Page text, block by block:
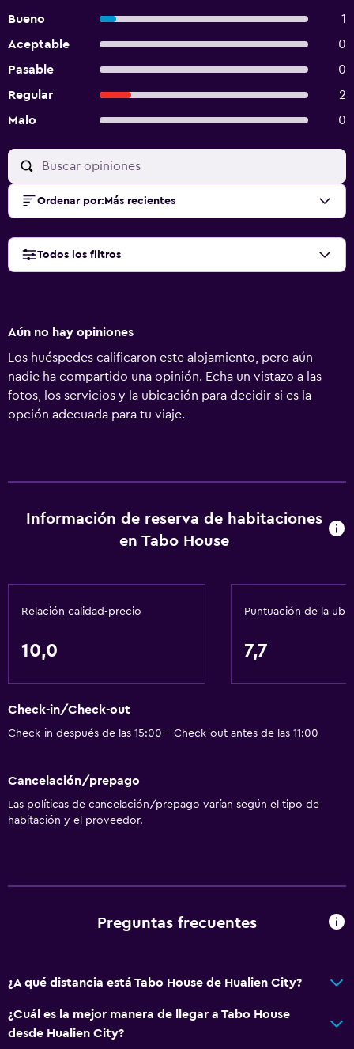
Bueno
1
Aceptable
0
Pasable
0
Regular
2
Malo
0
Ordenar por: Más recientes
Todos los filtros
Aún no hay opiniones
Los huéspedes calificaron este alojamiento, pero aún
nadie ha compartido una opinión. Echa un vistazo a las
fotos, los servicios y la ubicación para decidir si es la
opción adecuada para tu viaje.
Información de reserva de habitaciones
en Tabo House
Relación calidad-precio
10,0
Puntuación de la
7,7
Check-in/Check-out
Check-in después de las 15:00 - Check-out antes de las 11:00
Cancelación/prepago
Las políticas de cancelación/prepago varían según el tipo de
habitación y el proveedor.
Preguntas frecuentes
¿A qué distancia está Tabo House de Hualien City?
¿Cuál es la mejor manera de llegar a Tabo House
desde Hualien City?